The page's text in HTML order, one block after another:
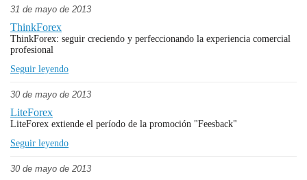
31 de mayo de 2013
ThinkForex
ThinkForex: seguir creciendo y perfeccionando la experiencia comercial
profesional
Seguir leyendo
30 de mayo de 2013
LiteForex
LiteForex extiende el período de la promoción "Feesback"
Seguir leyendo
30 de mayo de 2013